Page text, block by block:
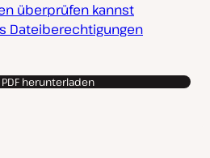
überprüfen kannst
Dateiberechtigungen
herunterladen